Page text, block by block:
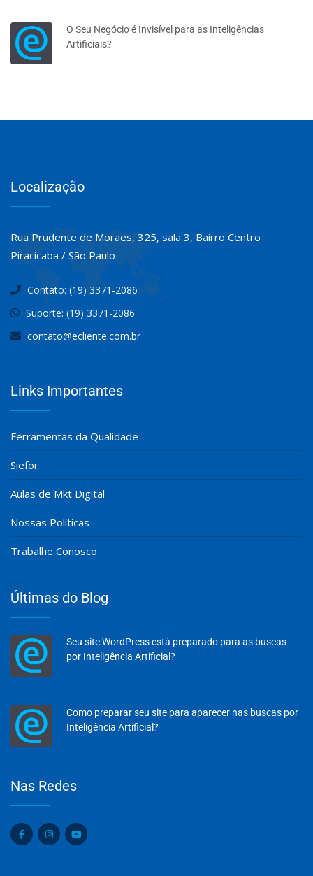
O Seu Negócio é Invisível para as Inteligências
Artificiais?
Localização
Rua Prudente de Moraes, 325, sala 3, Bairro Centro
Piracicaba / São Paulo
Contato: (19) 3371-2086
Suporte: (19) 3371-2086
contato@ecliente.com.br
Links Importantes
Ferramentas da Qualidade
Siefor
Aulas de Mkt Digital
Nossas Políticas
Trabalhe Conosco
Últimas do Blog
Seu site WordPress está preparado para as buscas
por Inteligência Artificial?
Como preparar seu site para aparecer nas buscas por
Inteligência Artificial?
Nas Redes
Olá, insira seus dados para continuar.
Nome